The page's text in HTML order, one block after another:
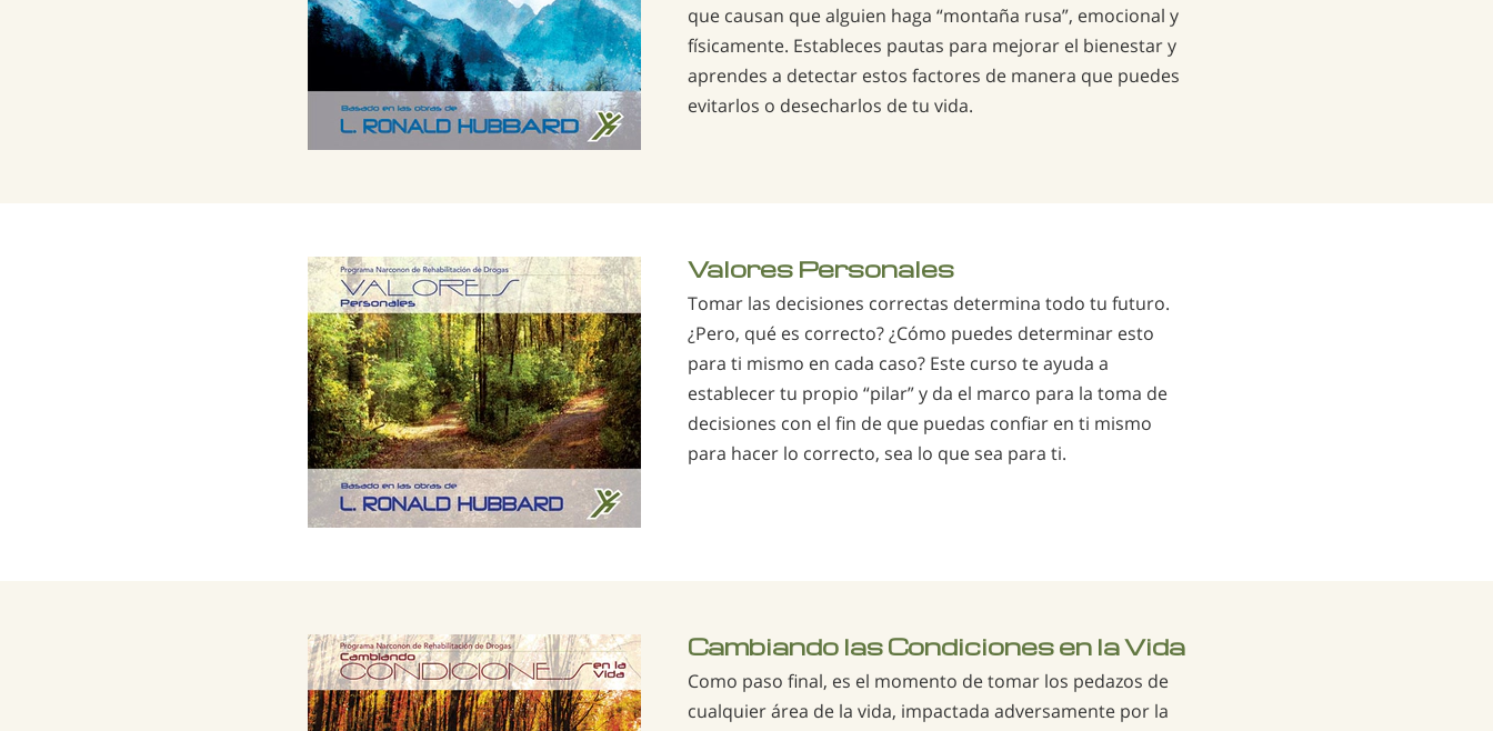
que causan que alguien haga “montaña rusa”, emocional y
físicamente. Estableces pautas para mejorar el bienestar y
aprendes a detectar estos factores de manera que puedes
evitarlos o desecharlos de tu vida.
Valores Personales
Tomar las decisiones correctas determina todo tu futuro.
¿Pero, qué es correcto? ¿Cómo puedes determinar esto
para ti mismo en cada caso? Este curso te ayuda a
establecer tu propio “pilar” y da el marco para la toma de
decisiones con el fin de que puedas confiar en ti mismo
para hacer lo correcto, sea lo que sea para ti.
Cambiando las Condiciones en la Vida
Como paso final, es el momento de tomar los pedazos de
cualquier área de la vida, impactada adversamente por la